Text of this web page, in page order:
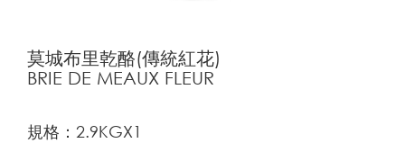
莫城布里乾酪(傳統紅花)
BRIE DE MEAUX FLEUR
規格：2.9KGX1